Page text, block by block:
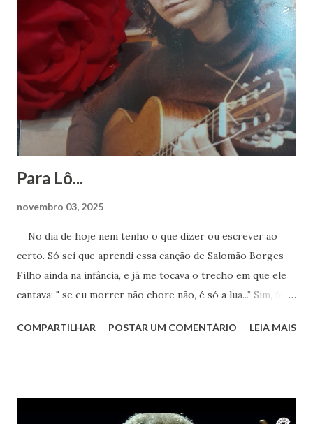
Para Lô...
novembro 03, 2025
No dia de hoje nem tenho o que dizer ou escrever ao
certo. Só sei que aprendi essa canção de Salomão Borges
Filho ainda na infância, e já me tocava o trecho em que ele
cantava: " se eu morrer não chore não, é só a lua..." Sim, foi a
obra. Achei este registro de 2023, num dia que essa música
Cabelo". Vai em paz Lô... Obrigada por tanto.
COMPARTILHAR POSTAR UM COMENTÁRIO LEIA MAIS